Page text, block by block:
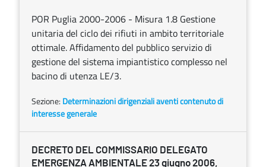
POR Puglia 2000-2006 - Misura 1.8 Gestione
unitaria del ciclo dei rifiuti in ambito territoriale
ottimale. Affidamento del pubblico servizio di
gestione del sistema impiantistico complesso nel
bacino di utenza LE/3.
Sezione: Determinazioni dirigenziali aventi contenuto di
interesse generale
DECRETO DEL COMMISSARIO DELEGATO
EMERGENZA AMBIENTALE 23 giugno 2006,